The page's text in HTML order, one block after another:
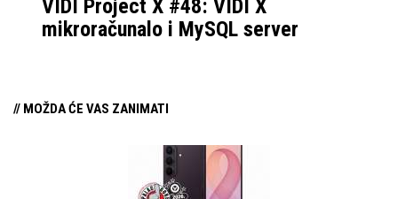
VIDI Project X #48: VIDI X
mikroračunalo i MySQL server
// MOŽDA ĆE VAS ZANIMATI